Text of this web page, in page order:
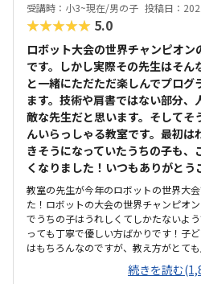
ースがあったので自転車での送り迎え
ペースに屋根があるので雨の日でも濡
からは少し距離があると思いました（
いる子どもたちはほとんどが近隣の子
てくる子はそんなにはいないとは思い
カーペットがかわいいです。椅子もカ
で清潔感もあります。ロボグラムのオ
板や壁に貼られていてにぎやかな雰囲
ロボットプログラミング教室ならでは
や雰囲気だなと思いました。机や椅子
気や消毒などコロナ対策もしっかり行
した。妥当だと思います。プログラミ
して安くはないのでこのぐらいの金額
た。それにこちらの教室はロボットの
れだけでもかなり出費を抑えることが
を無料で貸し出してくれます。入会金
期に入会したので入会金もかかりませ
しては、子どもが飽きずに通えること
受講時：小3~現在/男の子 投稿日：
★★★★★ 5.0
ロボット大会の世界チャンピオ
です。しかし実際その先生はそん
と一緒にただただ楽しんでプログ
ます。技術や肩書ではない部分、
敵な先生だと思います。そしてそ
んいらっしゃる教室です。最初
きそうになっていたうちの子も、
くなりました！いつもありがとう
教室の先生が今年のロボットの世界大
た！ロボットの大会の世界チャンピオ
でうちの子はうれしくてしかたないよ
っても丁寧で優しい方ばかりです！子
はもちろんなのですが、教え方がとて
つように色々な角度から工夫して説明
ました。うまくプログラミングが動か
続きを読む